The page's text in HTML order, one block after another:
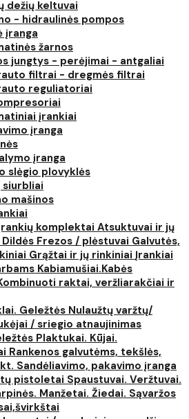
dežių keltuvai
- hidraulinės pompos
įranga
žarnos
jungtys - perėjimai - antgaliai
filtrai - dregmės filtrai
reguliatoriai
įrankiai
įranga
įranga
slėgio plovyklės
siurbliai
mašinos
komplektai Atsuktuvai ir jų
Dildės Frezos / plėstuvai Galvutės,
Grąžtai ir jų rinkiniai Įrankiai
Kabiamušiai.Kabės
raktai, veržliarakčiai ir
Geležtės Nulaužtų varžtų/
/ sriegio atnaujinimas
Plaktukai. Kūjai.
Rankenos galvutėms, tekšlės,
Sandėliavimo, pakavimo įranga
pistoletai Spaustuvai. Veržtuvai.
Manžetai. Žiedai. Sąvaržos